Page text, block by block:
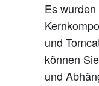
Es
und
können
und